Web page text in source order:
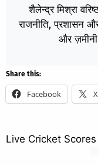
शैलेन्द्र मिश्रा
राजनीति, प्रशासन
और ज़मीनी
Share this:
Facebook X
Live Cricket Scores